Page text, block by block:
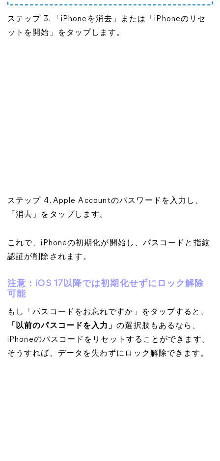
ステップ 3. 「iPhoneを消去」または「iPhoneのリセ
ットを開始」をタップします。
ステップ 4. Apple Accountのパスワードを入力し、
「消去」をタップします。
これで、iPhoneの初期化が開始し、パスコードと指紋
認証が削除されます。
注意：iOS 17以降では初期化せずにロック解除
可能
もし「パスコードをお忘れですか」をタップすると、
「以前のパスコードを入力」の選択肢もあるなら、
iPhoneのパスコードをリセットすることができます。
そうすれば、データを失わずにロック解除できます。